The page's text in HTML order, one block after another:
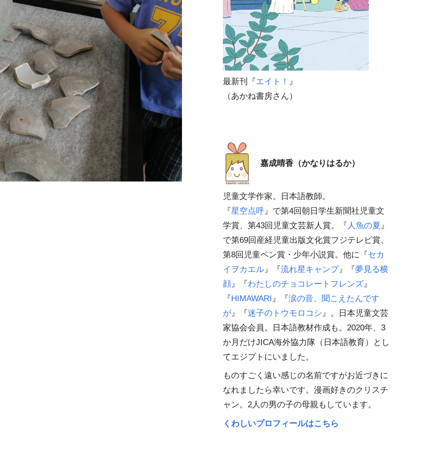
最新刊『エイト！ 』
（あかね書房さん）
嘉成晴香（かなりはるか）
児童文学作家。日本語教師。
『星空点呼』で第4回朝日学生新聞社児童文
学賞、第43回児童文芸新人賞。『 人魚の夏』
で第69回産経児童出版文化賞フジテレビ賞、
第8回児童ペン賞・少年小説賞。他に『セカ
イヲカエル』『流れ星キャンプ』『夢見る横
顔』『わたしのチョコレートフレンズ』
『HIMAWARI』『涙の音、聞こえたんです
が』『迷子のトウモロコシ』。日本児童文芸
家協会会員。日本語教材作成も。2020年、3
か月だけJICA海外協力隊（日本語教育）とし
てエジプトにいました。
ものすごく遠い感じの名前ですがお近づきに
なれましたら幸いです。漫画好きのクリスチ
ャン。2人の男の子の母親もしています。
くわしいプロフィールはこちら